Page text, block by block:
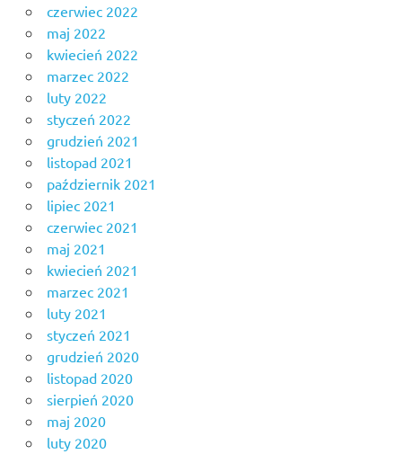
czerwiec 2022
maj 2022
kwiecień 2022
marzec 2022
luty 2022
styczeń 2022
grudzień 2021
listopad 2021
październik 2021
lipiec 2021
czerwiec 2021
maj 2021
kwiecień 2021
marzec 2021
luty 2021
styczeń 2021
grudzień 2020
listopad 2020
sierpień 2020
maj 2020
luty 2020